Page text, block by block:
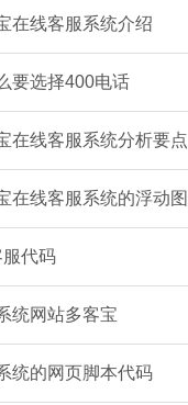
在线客服系统介绍
要选择400电话
在线客服系统分析要点
在线客服系统的浮动图
代码
统网站多客宝
统的网页脚本代码